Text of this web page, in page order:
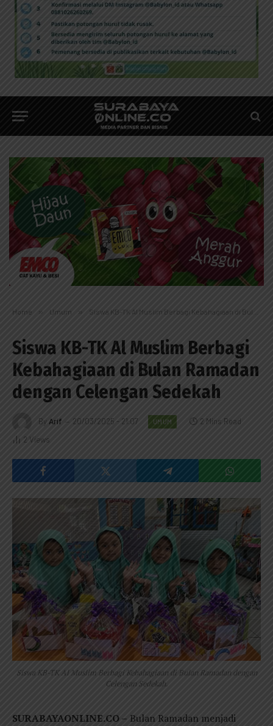
Home » Umum » Siswa KB-TK Al Muslim Berbagi Kebahagiaan di Bulan Ramadan dengan Celengan Sedekah
Siswa KB-TK Al Muslim Berbagi
Kebahagiaan di Bulan Ramadan
dengan Celengan Sedekah
ByArif 20/03/2025 - 21:07 UMUM
2 Mins Read
2 Views
Siswa KB-TK Al Muslim Berbagi Kebahagiaan di Bulan Ramadan dengan
Celengan Sedekah.
SURABAYAONLINE.CO – Bulan Ramadan menjadi